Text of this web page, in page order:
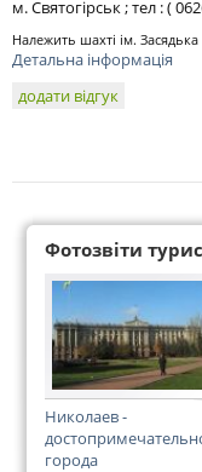
м. Святогірськ ; тел : (
Належить шахті ім. Засядька
Детальна інформація
додати відгук
Фотозвіти
Николаев -
города